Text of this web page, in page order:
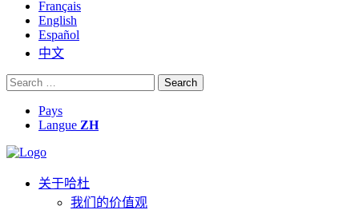
Français
English
Español
中文
Search
for:
Pays
Langue ZH
关于哈杜
我们的价值观